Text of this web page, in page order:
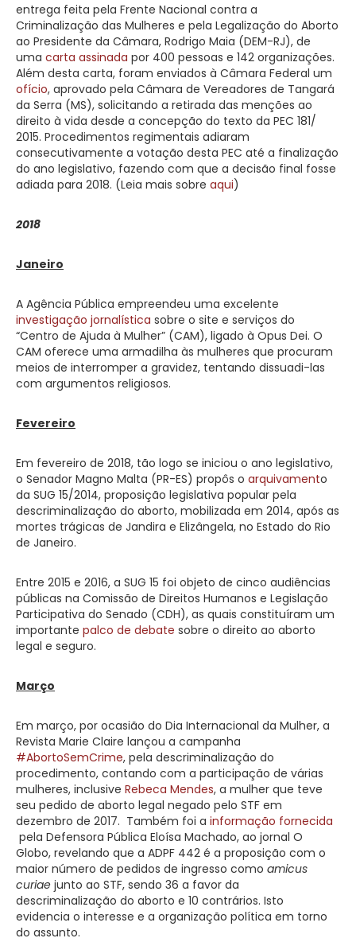
entrega feita pela Frente Nacional contra a
Criminalização das Mulheres e pela Legalização do Aborto
ao Presidente da Câmara, Rodrigo Maia (DEM-RJ), de
uma carta assinada por 400 pessoas e 142 organizações.
Além desta carta, foram enviados à Câmara Federal um
ofício, aprovado pela Câmara de Vereadores de Tangará
da Serra (MS), solicitando a retirada das menções ao
direito à vida desde a concepção do texto da PEC 181/
2015. Procedimentos regimentais adiaram
consecutivamente a votação desta PEC até a finalização
do ano legislativo, fazendo com que a decisão final fosse
adiada para 2018. (Leia mais sobre aqui)
2018
Janeiro
A Agência Pública empreendeu uma excelente
investigação jornalística sobre o site e serviços do
“Centro de Ajuda à Mulher” (CAM), ligado à Opus Dei. O
CAM oferece uma armadilha às mulheres que procuram
meios de interromper a gravidez, tentando dissuadi-las
com argumentos religiosos.
Fevereiro
Em fevereiro de 2018, tão logo se iniciou o ano legislativo,
o Senador Magno Malta (PR-ES) propôs o arquivamento
da SUG 15/2014, proposição legislativa popular pela
descriminalização do aborto, mobilizada em 2014, após as
mortes trágicas de Jandira e Elizângela, no Estado do Rio
de Janeiro.
Entre 2015 e 2016, a SUG 15 foi objeto de cinco audiências
públicas na Comissão de Direitos Humanos e Legislação
Participativa do Senado (CDH), as quais constituíram um
importante palco de debate sobre o direito ao aborto
legal e seguro.
Março
Em março, por ocasião do Dia Internacional da Mulher, a
Revista Marie Claire lançou a campanha
#AbortoSemCrime, pela descriminalização do
procedimento, contando com a participação de várias
mulheres, inclusive Rebeca Mendes, a mulher que teve
seu pedido de aborto legal negado pelo STF em
dezembro de 2017. Também foi a informação fornecida
pela Defensora Pública Eloísa Machado, ao jornal O
Globo, revelando que a ADPF 442 é a proposição com o
maior número de pedidos de ingresso como amicus
curiae junto ao STF, sendo 36 a favor da
descriminalização do aborto e 10 contrários. Isto
evidencia o interesse e a organização política em torno
do assunto.